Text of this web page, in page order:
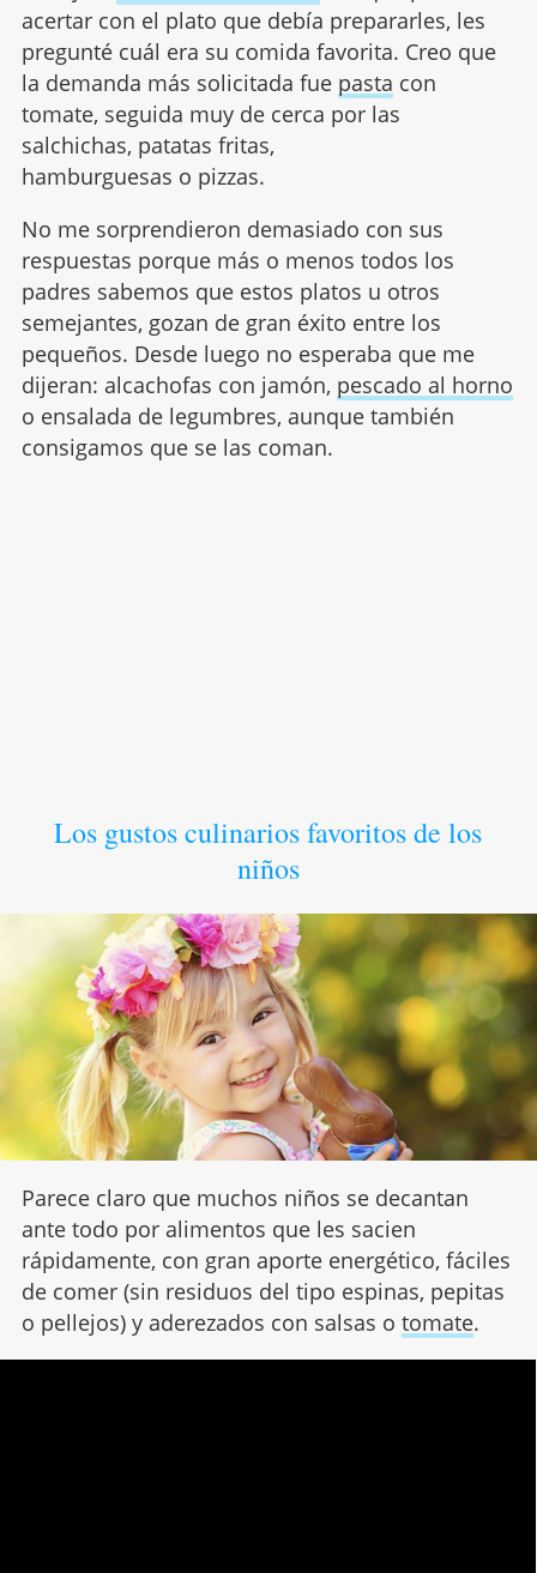
acertar con el plato que debía prepararles, les
pregunté cuál era su comida favorita. Creo que
la demanda más solicitada fue pasta con
tomate, seguida muy de cerca por las
salchichas, patatas fritas,
hamburguesas o pizzas.
No me sorprendieron demasiado con sus
respuestas porque más o menos todos los
padres sabemos que estos platos u otros
semejantes, gozan de gran éxito entre los
pequeños. Desde luego no esperaba que me
dijeran: alcachofas con jamón, pescado al horno
o ensalada de legumbres, aunque también
consigamos que se las coman.
Los gustos culinarios favoritos de los
niños
Parece claro que muchos niños se decantan
ante todo por alimentos que les sacien
rápidamente, con gran aporte energético, fáciles
de comer (sin residuos del tipo espinas, pepitas
o pellejos) y aderezados con salsas o tomate.